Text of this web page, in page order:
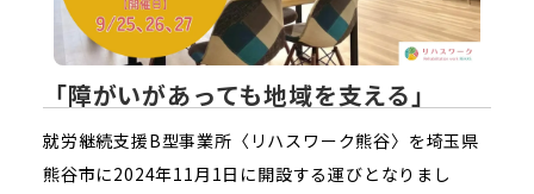
「障がいがあっても地域を支える」
就労継続支援B型事業所〈リハスワーク熊谷〉を埼玉県
熊谷市に2024年11月1日に開設する運びとなりまし